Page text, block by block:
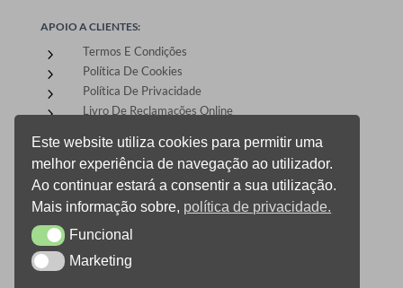
APOIO A CLIENTES:
5 Termos E Condições
5 Política De Cookies
5 Política De Privacidade
5 Livro De Reclamações Online
ÁREA DE CLIENTES:
5 Registo E Login
5 Carrinho De Compras
5 CheckOut
5 Gestão De Encomendas
Este website utiliza cookies para permitir uma
melhor experiência de navegação ao utilizador.
Ao continuar estará a consentir a sua utilização.
Mais informação sobre, política de privacidade.
FuncionalFuncional
MarketingMarketing